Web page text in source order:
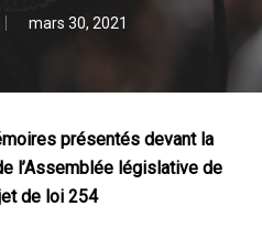
mars 30, 2021
présentés devant la
l’Assemblée législative de
de loi 254